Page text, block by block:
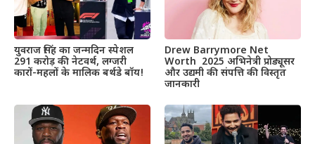
युवराज सिंह का जन्मदिन स्पेशल
291 करोड़ की नेटवर्थ, लग्जरी
कारों-महलों के मालिक बर्थडे बॉय!
Drew Barrymore Net
Worth 2025 अभिनेत्री प्रोड्यूसर
और उद्यमी की संपत्ति की विस्तृत
जानकारी